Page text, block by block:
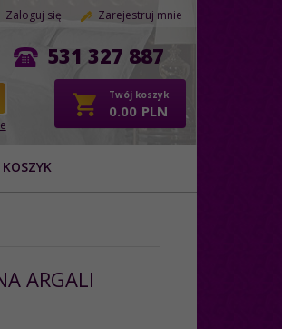
Zaloguj się Zarejestruj mnie
531 327 887
Twój koszyk
0.00 PLN
KOSZYK
ARGALI